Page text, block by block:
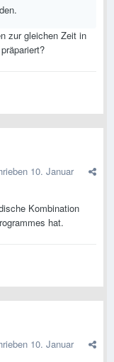
zur gleichen Zeit in
10. Januar
Kombination
hat.
10. Januar